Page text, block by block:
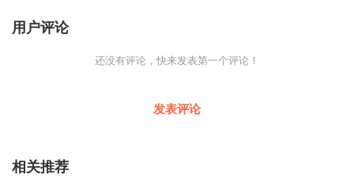
用户评论
还没有评论，快来发表第一个评论！
发表评论
相关推荐